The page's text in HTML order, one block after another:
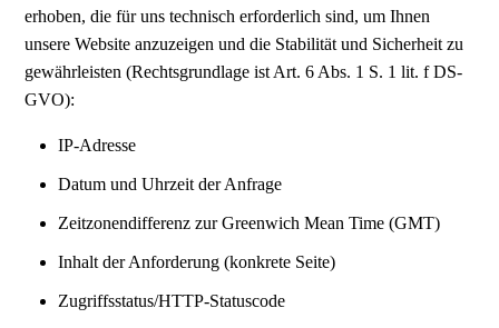
erhoben, die für uns technisch erforderlich sind, um Ihnen
unsere Website anzuzeigen und die Stabilität und Sicherheit zu
gewährleisten (Rechtsgrundlage ist Art. 6 Abs. 1 S. 1 lit. f DS-
GVO):
IP-Adresse
Datum und Uhrzeit der Anfrage
Zeitzonendifferenz zur Greenwich Mean Time (GMT)
Inhalt der Anforderung (konkrete Seite)
Zugriffsstatus/HTTP-Statuscode